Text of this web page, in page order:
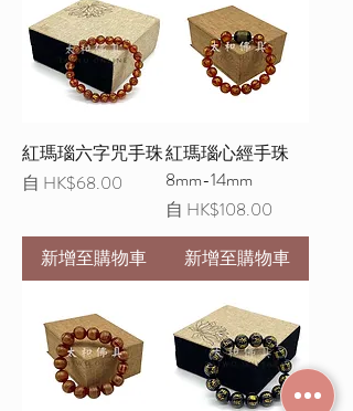
紅瑪瑙六字咒手珠
自 HK$68.00
促銷價格
新增至購物車
紅瑪瑙心經手珠
8mm-14mm
自 HK$108.00
促銷價格
新增至購物車